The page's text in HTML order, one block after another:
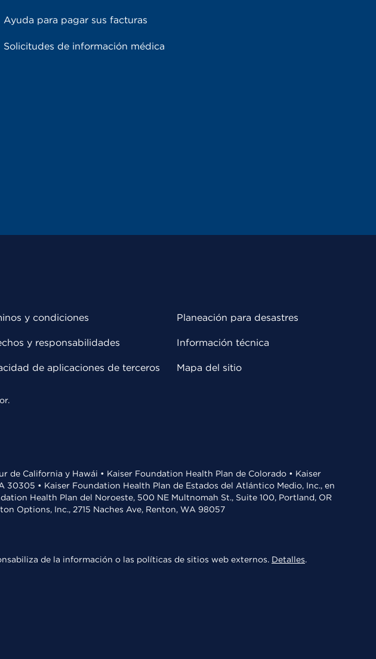
Ayuda para pagar sus facturas
Solicitudes de información médica
y condiciones
y responsabilidades
de aplicaciones de terceros
Planeación para desastres
Información técnica
Mapa del sitio
de California y Hawái • Kaiser Foundation Health Plan de Colorado • Kaiser
• Kaiser Foundation Health Plan de Estados del Atlántico Medio, Inc., en
Health Plan del Noroeste, 500 NE Multnomah St., Suite 100, Portland, OR
Options, Inc., 2715 Naches Ave, Renton, WA 98057
de la información o las políticas de sitios web externos. Detalles.